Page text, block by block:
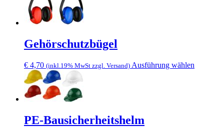
Gehörschutzbügel
€ 4,70 (inkl.19% MwSt zzgl. Versand) Ausführung wählen
PE-Bausicherheitshelm